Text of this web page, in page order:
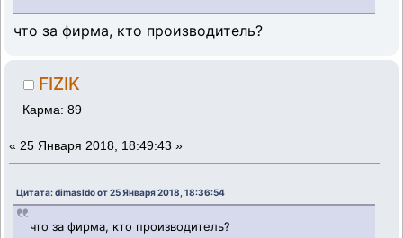
что за фирма, кто производитель?
FIZIK
Карма: 89
« 25 Января 2018, 18:49:43 »
Цитата: dimasldo от 25 Января 2018, 18:36:54
что за фирма, кто производитель?